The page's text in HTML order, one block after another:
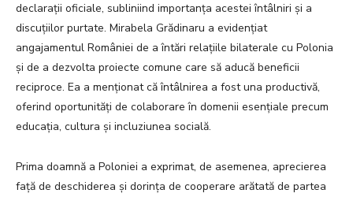
declarații oficiale, subliniind importanța acestei întâlniri și a
discuțiilor purtate. Mirabela Grădinaru a evidențiat
angajamentul României de a întări relațiile bilaterale cu Polonia
și de a dezvolta proiecte comune care să aducă beneficii
reciproce. Ea a menționat că întâlnirea a fost una productivă,
oferind oportunități de colaborare în domenii esențiale precum
educația, cultura și incluziunea socială.
Prima doamnă a Poloniei a exprimat, de asemenea, aprecierea
față de deschiderea și dorința de cooperare arătată de partea